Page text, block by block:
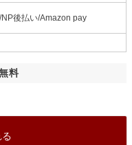
後払い/Amazon pay
料